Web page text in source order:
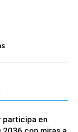
participa en